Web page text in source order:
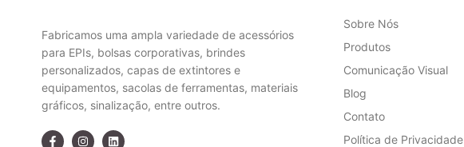
Fabricamos uma ampla variedade de acessórios
para EPIs, bolsas corporativas, brindes
personalizados, capas de extintores e
equipamentos, sacolas de ferramentas, materiais
gráficos, sinalização, entre outros.
Sobre Nós
Produtos
Comunicação Visual
Blog
Contato
Política de Privacidade